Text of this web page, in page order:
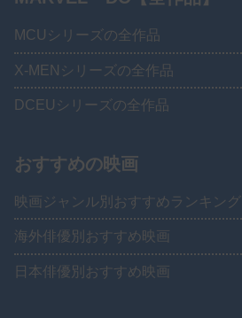
MCUシリーズの全作品
X-MENシリーズの全作品
DCEUシリーズの全作品
おすすめの映画
映画ジャンル別おすすめランキング
海外俳優別おすすめ映画
日本俳優別おすすめ映画